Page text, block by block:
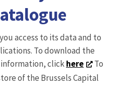
access to its data and to
To download the
clickhere
To
of the Brussels Capital